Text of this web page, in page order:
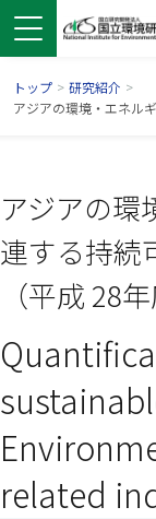
ドウで開きます）
ンドウで開きます
ウインドウで開き
トップ > 研究紹介 >
アジアの環境・エネル
アジアの環
連する持続
（平成 28年
related